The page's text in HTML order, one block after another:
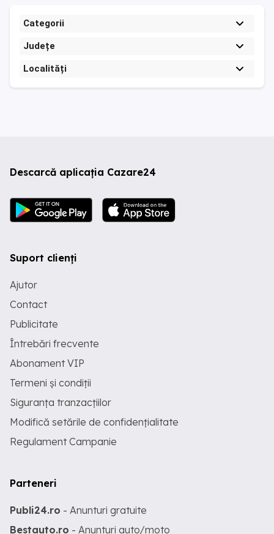
Categorii
Județe
Localități
Descarcă aplicația Cazare24
Suport clienți
Ajutor
Contact
Publicitate
Întrebări frecvente
Abonament VIP
Termeni și condiții
Siguranța tranzacțiilor
Modifică setările de confidențialitate
Regulament Campanie
Parteneri
Publi24.ro - Anunturi gratuite
Bestauto.ro - Anunturi auto/moto